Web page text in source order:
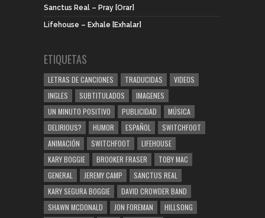
Sanctus Real – Pray [Orar]
Lifehouse – Exhale [Exhalar]
ETIQUETAS
LETRAS DE CANCIONES TRADUCIDAS
VIDEOS
INGLES
SUBTITULADOS
IMAGENES
UN MINUTO POSITIVO
PUBLICIDAD
MÚSICA
DELIRIOUS?
HUMOR ESPAÑOL
SWITCHFOOT
ANIMACIÓN
SWITCHFOOT
LIFEHOUSE
KARY BOGGIE
BROOKER FRASER
TOBY MAC
GENERAL
JEREMY CAMP
SANCTUS REAL
KARY SEGURA BOGGIE
DAVID CROWDER BAND
SHAWN MCDONALD
JON FOREMAN HILLSONG